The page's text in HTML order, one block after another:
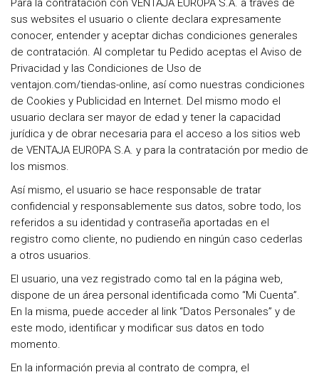
Para la contratación con VENTAJA EUROPA S.A. a través de
sus websites el usuario o cliente declara expresamente
conocer, entender y aceptar dichas condiciones generales
de contratación. Al completar tu Pedido aceptas el Aviso de
Privacidad y las Condiciones de Uso de
ventajon.com/tiendas-online, así como nuestras condiciones
de Cookies y Publicidad en Internet. Del mismo modo el
usuario declara ser mayor de edad y tener la capacidad
jurídica y de obrar necesaria para el acceso a los sitios web
de VENTAJA EUROPA S.A. y para la contratación por medio de
los mismos.
Así mismo, el usuario se hace responsable de tratar
confidencial y responsablemente sus datos, sobre todo, los
referidos a su identidad y contraseña aportadas en el
registro como cliente, no pudiendo en ningún caso cederlas
a otros usuarios.
El usuario, una vez registrado como tal en la página web,
dispone de un área personal identificada como “Mi Cuenta”.
En la misma, puede acceder al link “Datos Personales” y de
este modo, identificar y modificar sus datos en todo
momento.
En la información previa al contrato de compra, el